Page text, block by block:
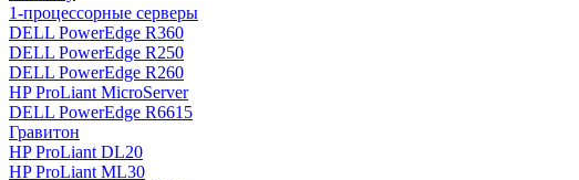
1-процессорные серверы
DELL PowerEdge R360
DELL PowerEdge R250
DELL PowerEdge R260
HP ProLiant MicroServer
DELL PowerEdge R6615
Гравитон
HP ProLiant DL20
HP ProLiant ML30